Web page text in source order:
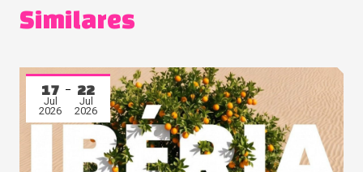
Similares
17
Jul
2026
22
Jul
2026